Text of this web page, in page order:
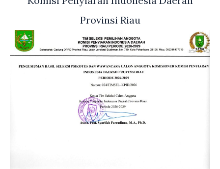
Provinsi Riau